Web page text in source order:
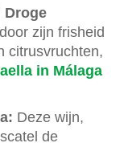
Droge
zijn frisheid
citrusvruchten,
in Málaga
Deze wijn,
de